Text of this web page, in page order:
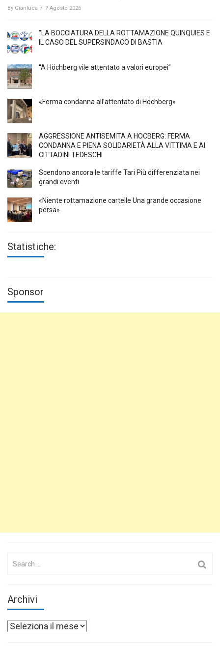
By Gianluca / 7 Agosto 2026
“LA BOCCIATURA DELLA ROTTAMAZIONE QUINQUIES E
IL CASO DEL SUPERSINDACO DI BASTIA
“A Höchberg vile attentato a valori europei”
«Ferma condanna all’attentato di Höchberg»
AGGRESSIONE ANTISEMITA A HÖCBERG: FERMA
CONDANNA E PIENA SOLIDARIETÀ ALLA VITTIMA E AI
CITTADINI TEDESCHI
Scendono ancora le tariffe Tari Più differenziata nei
grandi eventi
«Niente rottamazione cartelle Una grande occasione
persa»
Statistiche:
Sponsor
Archivi
Archivi